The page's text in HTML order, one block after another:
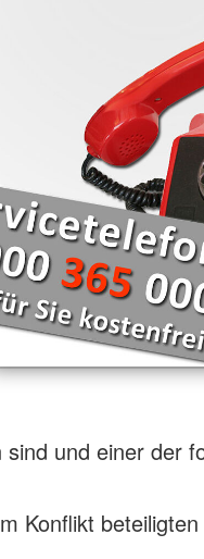
und einer der
Konflikt